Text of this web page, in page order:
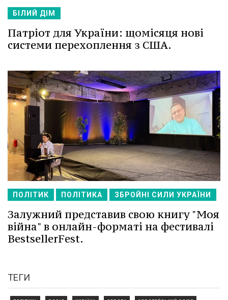
БІЛИЙ ДІМ
Патріот для України: щомісяця нові
системи перехоплення з США.
ПОЛІТИК ПОЛІТИКА ЗБРОЙНІ СИЛИ УКРАЇНИ
Залужний представив свою книгу "Моя
війна" в онлайн-форматі на фестивалі
BestsellerFest.
ТЕГИ